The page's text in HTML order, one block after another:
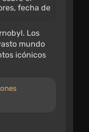
Los
mundo
icónicos